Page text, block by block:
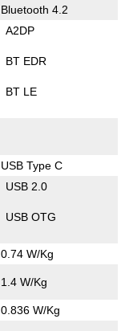
Bluetooth 4.2
A2DP
BT EDR
BT LE
USB Type C
USB 2.0
USB OTG
0.74 W/Kg
1.4 W/Kg
0.836 W/Kg